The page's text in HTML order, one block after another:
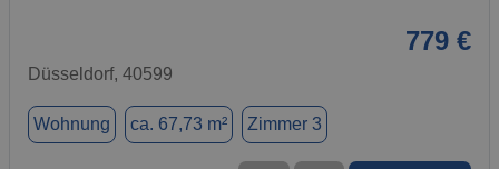
779 €
Düsseldorf, 40599
Wohnung ca. 67,73 m² Zimmer 3